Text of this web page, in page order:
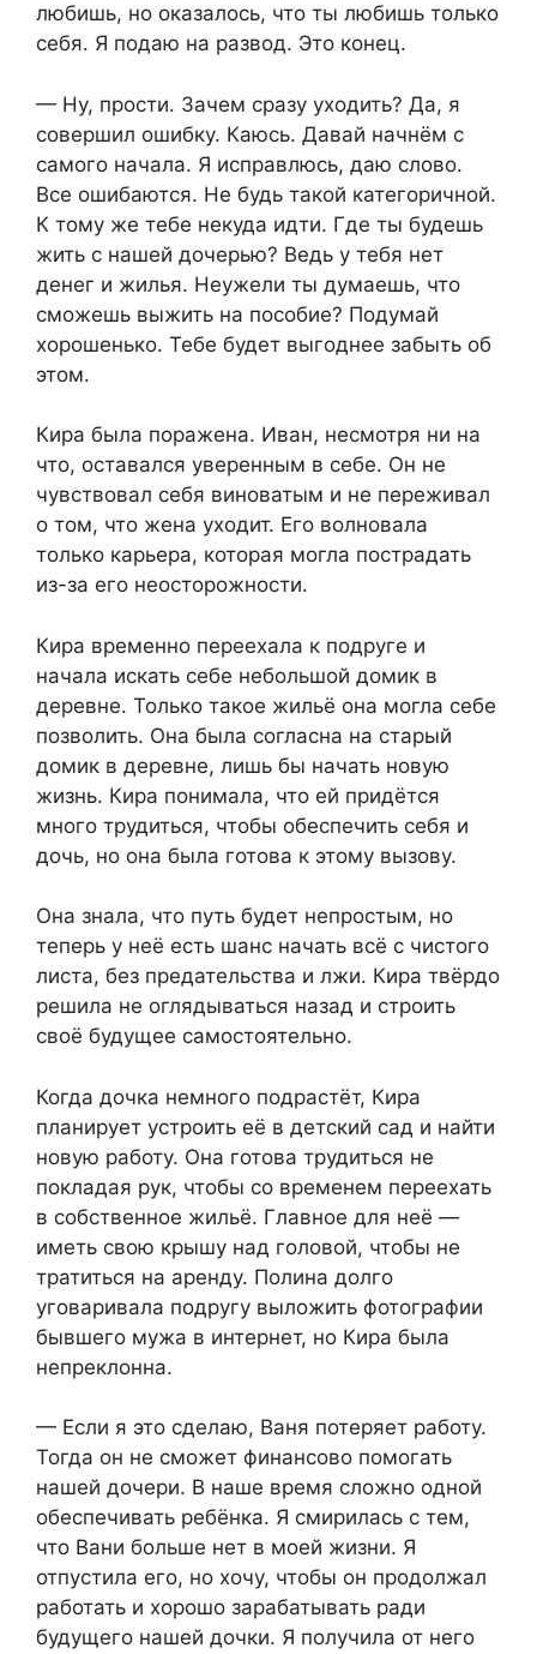
любишь, но оказалось, что ты любишь только
себя. Я подаю на развод. Это конец.
— Ну, прости. Зачем сразу уходить? Да, я
совершил ошибку. Каюсь. Давай начнём с
самого начала. Я исправлюсь, даю слово.
Все ошибаются. Не будь такой категоричной.
К тому же тебе некуда идти. Где ты будешь
жить с нашей дочерью? Ведь у тебя нет
денег и жилья. Неужели ты думаешь, что
сможешь выжить на пособие? Подумай
хорошенько. Тебе будет выгоднее забыть об
этом.
Кира была поражена. Иван, несмотря ни на
что, оставался уверенным в себе. Он не
чувствовал себя виноватым и не переживал
о том, что жена уходит. Его волновала
только карьера, которая могла пострадать
из-за его неосторожности.
Кира временно переехала к подруге и
начала искать себе небольшой домик в
деревне. Только такое жильё она могла себе
позволить. Она была согласна на старый
домик в деревне, лишь бы начать новую
жизнь. Кира понимала, что ей придётся
много трудиться, чтобы обеспечить себя и
дочь, но она была готова к этому вызову.
Она знала, что путь будет непростым, но
теперь у неё есть шанс начать всё с чистого
листа, без предательства и лжи. Кира твёрдо
решила не оглядываться назад и строить
своё будущее самостоятельно.
Когда дочка немного подрастёт, Кира
планирует устроить её в детский сад и найти
новую работу. Она готова трудиться не
покладая рук, чтобы со временем переехать
в собственное жильё. Главное для неё —
иметь свою крышу над головой, чтобы не
тратиться на аренду. Полина долго
уговаривала подругу выложить фотографии
бывшего мужа в интернет, но Кира была
непреклонна.
— Если я это сделаю, Ваня потеряет работу.
Тогда он не сможет финансово помогать
нашей дочери. В наше время сложно одной
обеспечивать ребёнка. Я смирилась с тем,
что Вани больше нет в моей жизни. Я
отпустила его, но хочу, чтобы он продолжал
работать и хорошо зарабатывать ради
будущего нашей дочки. Я получила от него